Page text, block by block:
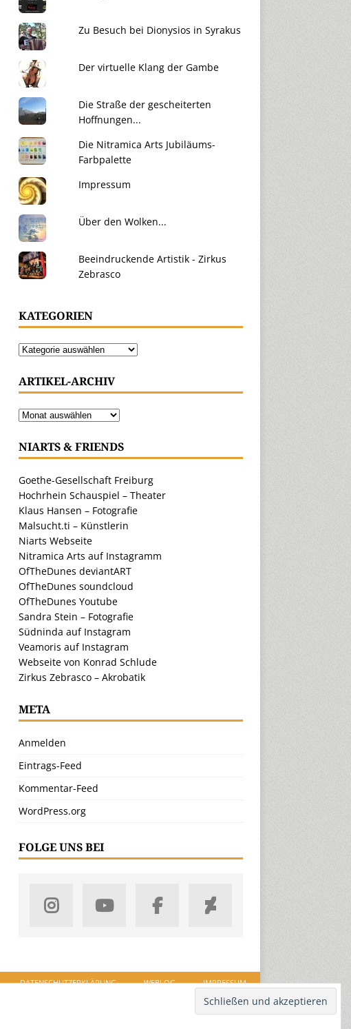
Zu Besuch bei Dionysios in Syrakus
Der virtuelle Klang der Gambe
Die Straße der gescheiterten
Hoffnungen...
Die Nitramica Arts Jubiläums-
Farbpalette
Impressum
Über den Wolken...
Beeindruckende Artistik - Zirkus
Zebrasco
KATEGORIEN
ARTIKEL-ARCHIV
NIARTS & FRIENDS
Goethe-Gesellschaft Freiburg
Hochrhein Schauspiel – Theater
Klaus Hansen – Fotografie
Malsucht.ti – Künstlerin
Niarts Webseite
Nitramica Arts auf Instagramm
OfTheDunes deviantART
OfTheDunes soundcloud
OfTheDunes Youtube
Sandra Stein – Fotografie
Südninda auf Instagram
Veamoris auf Instagram
Webseite von Konrad Schlude
Zirkus Zebrasco – Akrobatik
META
Anmelden
Eintrags-Feed
Kommentar-Feed
WordPress.org
FOLGE UNS BEI
DATENSCHUTZERKLÄRUNG WEBLOG IMPRESSUM